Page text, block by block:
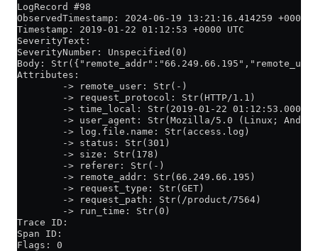
LogRecord #98
ObservedTimestamp: 2024-06-19 13:21:16.414259 +0000
Timestamp: 2019-01-22 01:12:53 +0000 UTC
SeverityText:
SeverityNumber: Unspecified(0)
Body:
Attributes:
        -> remote_user: Str(-)
        -> request_protocol: Str(HTTP/1.1)
        -> time_local: Str(2019-01-22 01:12:53.000)
-> user_agent: Str(Mozilla/5.0 (Linux;
        -> log.file.name: Str(access.log)
        -> status: Str(301)
        -> size: Str(178)
        -> referer: Str(-)
        -> remote_addr: Str(66.249.66.195)
        -> request_type: Str(GET)
        -> request_path: Str(/product/7564)
        -> run_time: Str(0)
Trace ID:
Span ID:
Flags: 0